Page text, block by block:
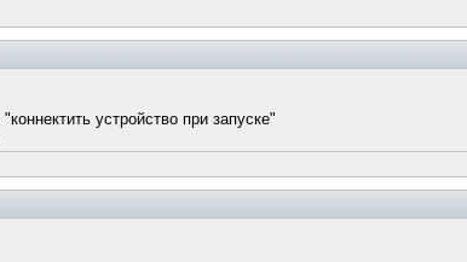
устройство при запуске"